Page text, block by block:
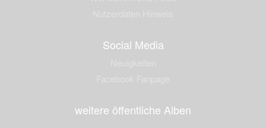
Social Media
weitere öffentliche Alben